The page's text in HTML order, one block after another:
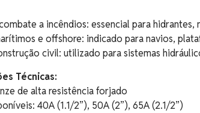
a incêndios: essencial para
e offshore: indicado para navios,
civil: utilizado para sistemas
Técnicas:
de alta resistência forjado
40A (1.1/2”), 50A (2”), 65A (2.1/2”)